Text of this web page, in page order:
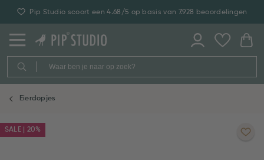
Pip Studio scoort een 4.68/5 op basis van 7.928 beoordelingen
Eierdopjes
SALE | 20%